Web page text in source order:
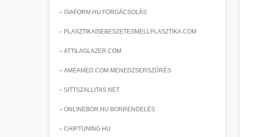
- GIAFORM.HU FORGÁCSOLÁS
- PLASZTIKAISEBESZETESMELLPLASZTIKA.COM
- ATTILAGLAZER.COM
- AMEAMED.COM MENEDZSERSZŰRÉS
- SITTSZALLITAS.NET
- ONLINEBOR.HU BORRENDELÉS
- CHIPTUNING.HU